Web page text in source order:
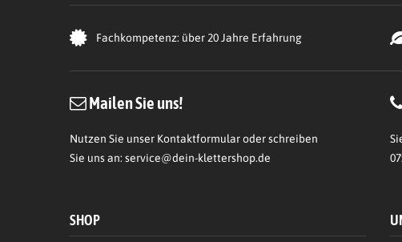
Fachkompetenz: über 20 Jahre Erfahrung
Mailen Sie uns!
Nutzen Sie unser Kontaktformular oder schreiben
Sie uns an: service@dein-klettershop.de
SHOP